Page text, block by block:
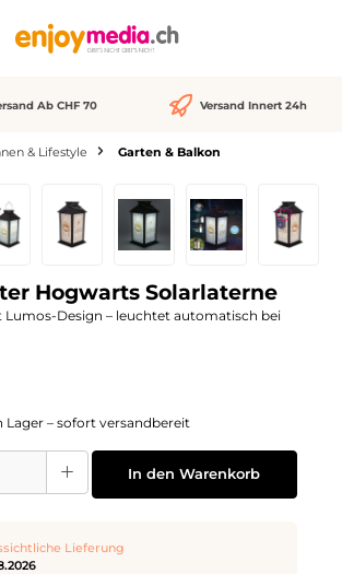
Ab CHF 70 Versand Innert 24h
& Lifestyle Garten & Balkon
Hogwarts Solarlaterne
Lumos-Design – leuchtet automatisch bei
Lager – sofort versandbereit
den gewünschten Wert ein oder benutze die
In den Warenkorb
Lieferung